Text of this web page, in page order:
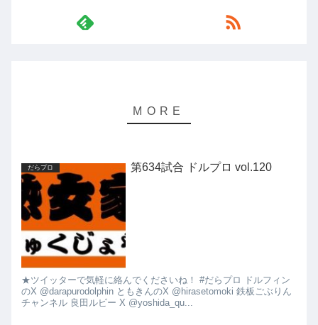
だらプロ 第634試合 ドルプロ vol.120
★ツイッターで気軽に絡んでくださいね！ #だらプロ ドルフィン
のX @darapurodolphin ともきんのX @hirasetomoki 鉄板ごぶりん
チャンネル 良田ルビー X @yoshida_qu...